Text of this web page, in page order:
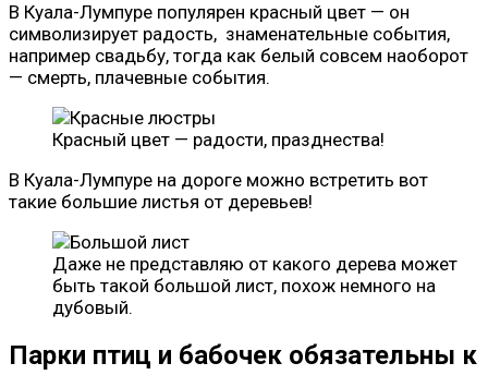
В Куала-Лумпуре популярен красный цвет — он
символизирует радость, знаменательные события,
например свадьбу, тогда как белый совсем наоборот
— смерть, плачевные события.
Красный цвет — радости, празднества!
В Куала-Лумпуре на дороге можно встретить вот
такие большие листья от деревьев!
Даже не представляю от какого дерева может
быть такой большой лист, похож немного на
дубовый.
Парки птиц и бабочек обязательны к